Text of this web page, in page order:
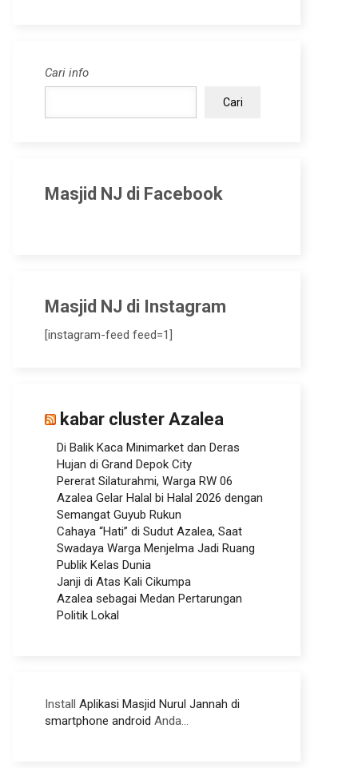
Cari info
Cari
Masjid NJ di Facebook
Masjid NJ di Instagram
[instagram-feed feed=1]
kabar cluster Azalea
Di Balik Kaca Minimarket dan Deras
Hujan di Grand Depok City
Pererat Silaturahmi, Warga RW 06
Azalea Gelar Halal bi Halal 2026 dengan
Semangat Guyub Rukun
Cahaya “Hati” di Sudut Azalea, Saat
Swadaya Warga Menjelma Jadi Ruang
Publik Kelas Dunia
Janji di Atas Kali Cikumpa
Azalea sebagai Medan Pertarungan
Politik Lokal
Install Aplikasi Masjid Nurul Jannah di
smartphone android Anda...